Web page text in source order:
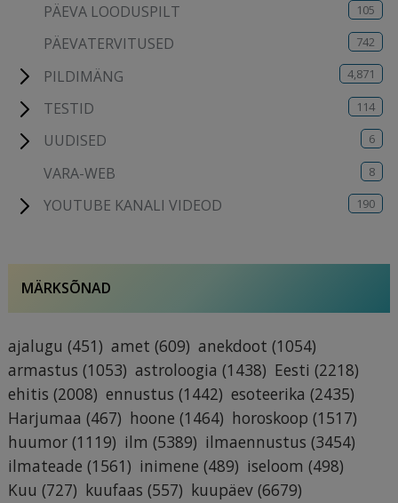
PÄEVA LOODUSPILT 105
PÄEVATERVITUSED 742
PILDIMÄNG 4,871
TESTID 114
UUDISED 6
VARA-WEB 8
YOUTUBE KANALI VIDEOD 190
MÄRKSÕNAD
ajalugu (451) amet (609) anekdoot (1054)
armastus (1053) astroloogia (1438) Eesti (2218)
ehitis (2008) ennustus (1442) esoteerika (2435)
Harjumaa (467) hoone (1464) horoskoop (1517)
huumor (1119) ilm (5389) ilmaennustus (3454)
ilmateade (1561) inimene (489) iseloom (498)
Kuu (727) kuufaas (557) kuupäev (6679)